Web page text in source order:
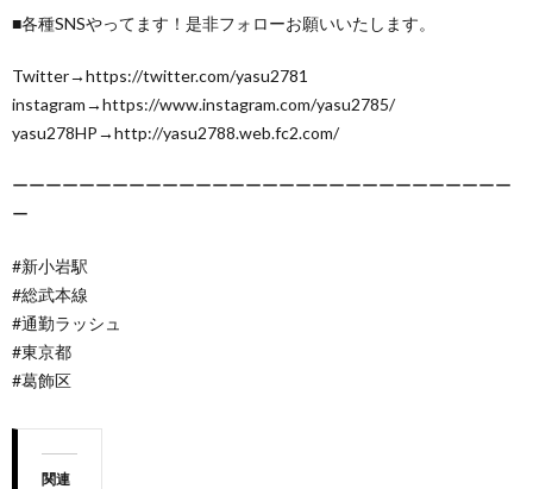
■各種SNSやってます！是非フォローお願いいたします。
Twitter→https://twitter.com/yasu2781
instagram→https://www.instagram.com/yasu2785/
yasu278HP→http://yasu2788.web.fc2.com/
ーーーーーーーーーーーーーーーーーーーーーーーーーーーーーー
ー
#新小岩駅
#総武本線
#通勤ラッシュ
#東京都
#葛飾区
関連